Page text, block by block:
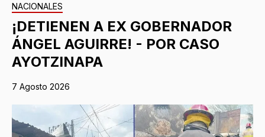
NACIONALES
¡DETIENEN A EX GOBERNADOR
ÁNGEL AGUIRRE! - POR CASO
AYOTZINAPA
7 Agosto 2026